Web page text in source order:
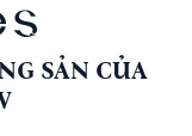
SẢN CỦA